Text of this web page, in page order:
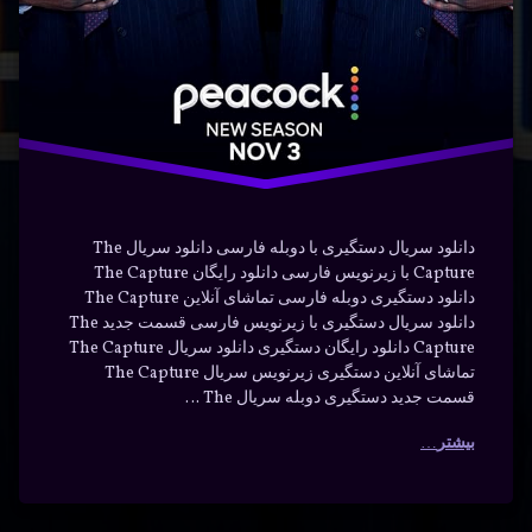
دانلود سریال دستگیری با دوبله فارسی دانلود سریال The
Capture با زیرنویس فارسی دانلود رایگان The Capture
دانلود دستگیری دوبله فارسی تماشای آنلاین The Capture
دانلود سریال دستگیری با زیرنویس فارسی قسمت جدید The
Capture دانلود رایگان دستگیری دانلود سریال The Capture
تماشای آنلاین دستگیری زیرنویس سریال The Capture
قسمت جدید دستگیری دوبله سریال The …
بیشتر